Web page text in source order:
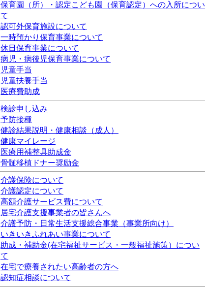
保育園（所）・認定こども園（保育認定）への入所につい
て
認可外保育施設について
一時預かり保育事業について
休日保育事業について
病児・病後児保育事業について
児童手当
児童扶養手当
医療費助成
検診申し込み
予防接種
健診結果説明・健康相談（成人）
健康マイレージ
医療用補整具助成金
骨髄移植ドナー奨励金
介護保険について
介護認定について
高額介護サービス費について
居宅介護支援事業者の皆さんへ
介護予防・日常生活支援総合事業（事業所向け）
いきいきふれあい事業について
助成・補助金(在宅福祉サービス・一般福祉施策）につい
て
在宅で療養されたい高齢者の方へ
認知症相談について